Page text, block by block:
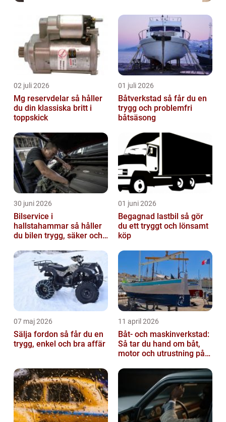
02 juli 2026
Mg reservdelar så håller
du din klassiska britt i
toppskick
01 juli 2026
Båtverkstad så får du en
trygg och problemfri
båtsäsong
30 juni 2026
Bilservice i
hallstahammar så håller
du bilen trygg, säker och
01 juni 2026
Begagnad lastbil så gör
du ett tryggt och lönsamt
köp
07 maj 2026
Sälja fordon så får du en
trygg, enkel och bra affär
11 april 2026
Båt- och maskinverkstad:
Så tar du hand om båt,
motor och utrustning på